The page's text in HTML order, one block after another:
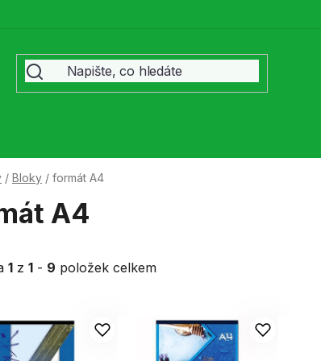
/ Bloky / formát A4
A4
1 z 1 - 9 položek celkem